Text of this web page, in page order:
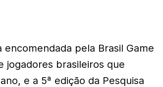
pela Brasil Game
jogadores brasileiros que
e a 5ª edição da Pesquisa